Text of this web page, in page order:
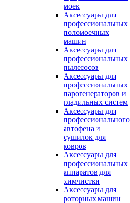
моек
Аксессуары для
профессиональных
поломоечных
машин
Аксессуары для
профессиональных
пылесосов
Аксессуары для
профессиональных
парогенераторов и
гладильных систем
Аксессуары для
профессионального
автофена и
сушилок для
ковров
Аксессуары для
профессиональных
аппаратов для
химчистки
Аксессуары для
роторных машин